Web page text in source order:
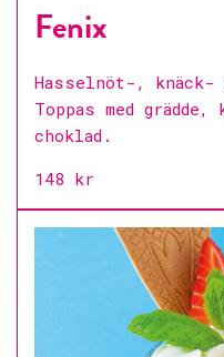
Fenix
Hasselnöt-, knäck-
Toppas med
choklad.
148 kr